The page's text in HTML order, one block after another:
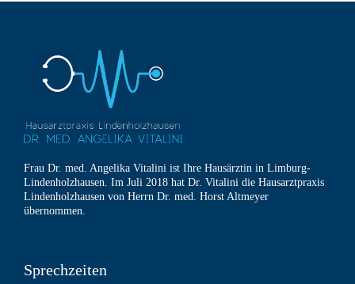
Frau Dr. med. Angelika Vitalini ist Ihre Hausärztin in Limburg-
Lindenholzhausen. Im Juli 2018 hat Dr. Vitalini die Hausarztpraxis
Lindenholzhausen von Herrn Dr. med. Horst Altmeyer
übernommen.
Sprechzeiten